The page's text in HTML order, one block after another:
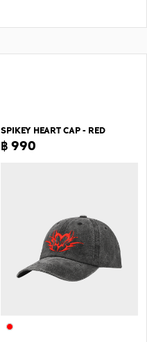
SPIKEY HEART CAP - RED
฿ 990